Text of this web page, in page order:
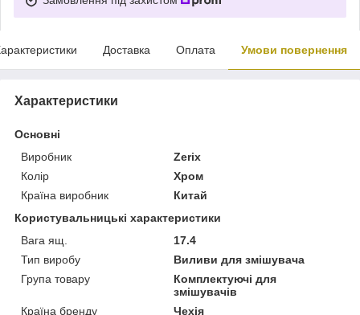
Доставка Оплата Умови повернення
Характеристики
Основні
Виробник
Zerix
Колір
Хром
Країна виробник
Китай
Користувальницькі характеристики
Вага ящ.
17.4
Тип виробу
Виливи для змішувача
Група товару
Комплектуючі для
змішувачів
Країна бренду
Чехія